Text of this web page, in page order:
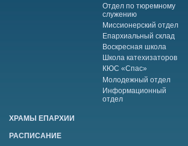
Отдел по тюремному
служению
Миссионерский отдел
Епархиальный склад
Воскресная школа
Школа катехизаторов
КЮС «Спас»
Молодежный отдел
Информационный
отдел
ХРАМЫ ЕПАРХИИ
РАСПИСАНИЕ